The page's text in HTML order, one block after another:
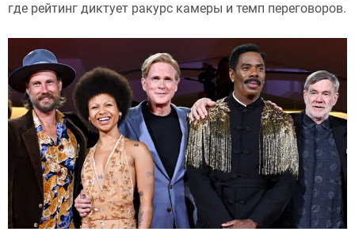
где рейтинг диктует ракурс камеры и темп переговоров.